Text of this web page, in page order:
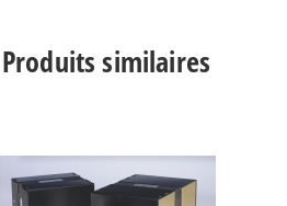
Produits similaires